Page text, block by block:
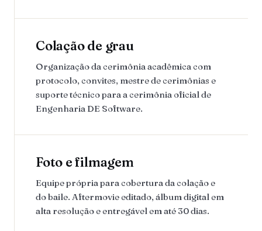
Colação de grau
Organização da cerimônia acadêmica com
protocolo, convites, mestre de cerimônias e
suporte técnico para a cerimônia oficial de
Engenharia DE Software.
Foto e filmagem
Equipe própria para cobertura da colação e
do baile. Aftermovie editado, álbum digital em
alta resolução e entregável em até 30 dias.